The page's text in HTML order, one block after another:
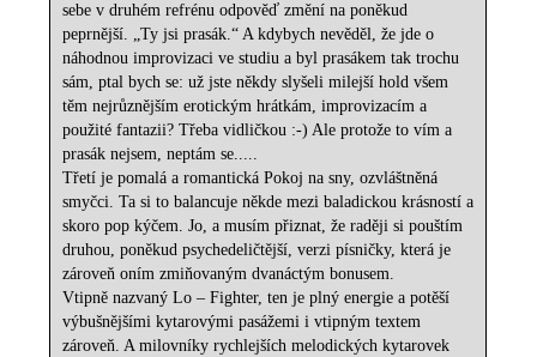
sebe v druhém refrénu odpověď změní na poněkud
peprnější. „Ty jsi prasák.“ A kdybych nevěděl, že jde o
náhodnou improvizaci ve studiu a byl prasákem tak trochu
sám, ptal bych se: už jste někdy slyšeli milejší hold všem
těm nejrůznějším erotickým hrátkám, improvizacím a
použité fantazii? Třeba vidličkou :-) Ale protože to vím a
prasák nejsem, neptám se.....
Třetí je pomalá a romantická Pokoj na sny, ozvláštněná
smyčci. Ta si to balancuje někde mezi baladickou krásností a
skoro pop kýčem. Jo, a musím přiznat, že raději si pouštím
druhou, poněkud psychedeličtější, verzi písničky, která je
zároveň oním zmiňovaným dvanáctým bonusem.
Vtipně nazvaný Lo – Fighter, ten je plný energie a potěší
výbušnějšími kytarovými pasážemi i vtipným textem
zároveň. A milovníky rychlejších melodických kytarovek